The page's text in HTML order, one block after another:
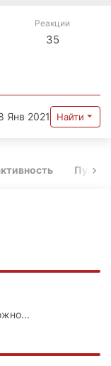
Реакции
35
Янв 2021 Найти